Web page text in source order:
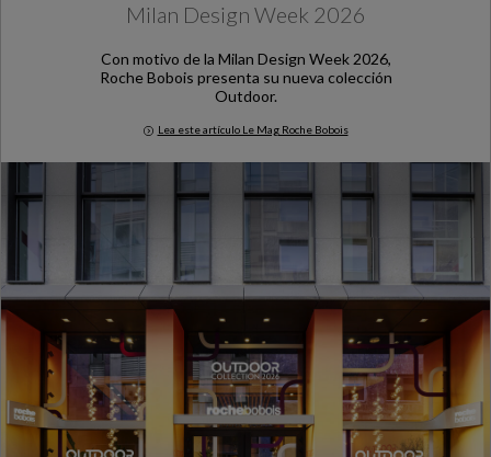
Milan Design Week 2026
Con motivo de la Milan Design Week 2026,
Roche Bobois presenta su nueva colección
Outdoor.
Lea este artículo Le Mag Roche Bobois
Milan Design Week 2026